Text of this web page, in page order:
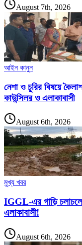
August 7th, 2026
আইন কানুন
নেশা ও চুরির বিষয়ে
কাউন্সিলর ও এলাকাবাসী
August 6th, 2026
মুখ্য খবর
IGGL-এর গাড়ি
এলাকাবাসী!
August 6th, 2026